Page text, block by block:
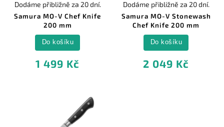
Samura MO-V Chef Knife
200 mm
Dodáme přibližně za 20 dní.
1 499 Kč
Do košíku
Samura MO-V Stonewash
Chef Knife 200 mm
Dodáme přibližně za 20 dní.
2 049 Kč
Do košíku